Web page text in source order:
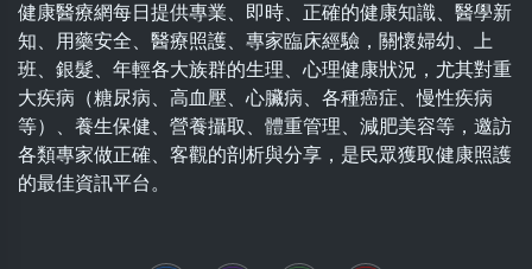
健康醫療網每日提供專業、即時、正確的健康知識、醫學新
知、用藥安全、醫療照護、專家臨床經驗，關懷婦幼、上
班、銀髮、年輕各大族群的生理、心理健康狀況，尤其對重
大疾病（糖尿病、高血壓、心臟病、各種癌症、慢性疾病
等）、養生保健、營養攝取、體重管理、減肥美容等，邀訪
各類專家做正確、客觀的剖析與分享，是民眾獲取健康照護
的最佳資訊平台。